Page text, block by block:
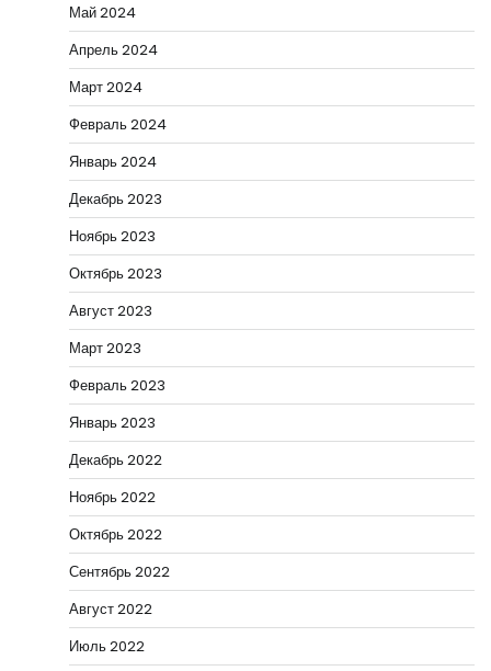
Май 2024
Апрель 2024
Март 2024
Февраль 2024
Январь 2024
Декабрь 2023
Ноябрь 2023
Октябрь 2023
Август 2023
Март 2023
Февраль 2023
Январь 2023
Декабрь 2022
Ноябрь 2022
Октябрь 2022
Сентябрь 2022
Август 2022
Июль 2022